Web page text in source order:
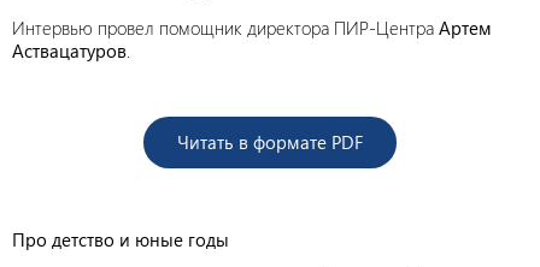
Интервью провел помощник директора ПИР-Центра Артем
Аствацатуров.
Читать в формате PDF
Про детство и юные годы